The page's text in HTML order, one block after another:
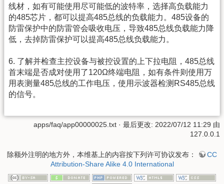
线材，如有可能使用尽可能低的波特率，选择高负载能力
的485芯片，都可以提高485总线的负载能力。485设备的
防雷保护中的防雷管会吸收电压，导致485总线负载能力降
低，去掉防雷保护可以提高485总线负载能力。
6. 了解并检查主控设备与被控设置的上下拉电阻，485总线
首末端是否成对使用了120Ω终端电阻，如有条件则使用万
用表测量485总线的工作电压，使用示波器检测RS485总线
的信号。
apps/faq/app00000025.txt · 最后更改: 2022/07/12 11:29 由
127.0.0.1
除额外注明的地方外，本维基上的内容按下列许可协议发布：
CC
Attribution-Share Alike 4.0 International